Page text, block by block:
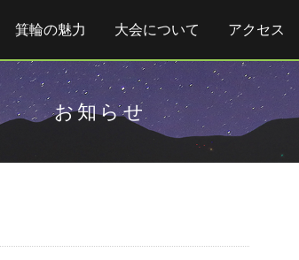
箕輪の魅力 大会について アクセス
お知らせ